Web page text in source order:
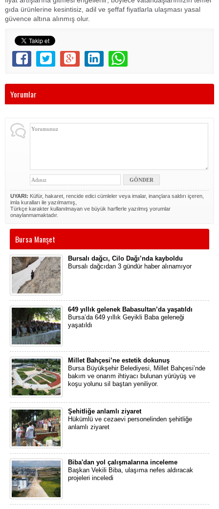
gıda ürünlerine kesintisiz, adil ve şeffaf fiyatlarla ulaşması yasal
güvence altına alınmış olur.
Yorumlar
UYARI: Küfür, hakaret, rencide edici cümleler veya imalar, inançlara saldırı içeren,
imla kuralları ile yazılmamış,
Türkçe karakter kullanılmayan ve büyük harflerle yazılmış yorumlar
onaylanmamaktadır.
Bursa Manşet
Bursalı dağcı, Cilo Dağı’nda kayboldu
Bursalı dağcıdan 3 gündür haber alınamıyor
649 yıllık gelenek Babasultan’da yaşatıldı
Bursa’da 649 yıllık Geyikli Baba geleneği
yaşatıldı
Millet Bahçesi’ne estetik dokunuş
Bursa Büyükşehir Belediyesi, Millet Bahçesi’nde
bakım ve onarım ihtiyacı bulunan yürüyüş ve
koşu yolunu sil baştan yeniliyor.
Şehitliğe anlamlı ziyaret
Hükümlü ve cezaevi personelinden şehitliğe
anlamlı ziyaret
Biba'dan yol çalışmalarına inceleme
Başkan Vekili Biba, ulaşıma nefes aldıracak
projeleri inceledi